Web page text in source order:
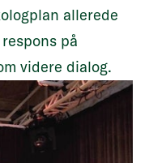
allerede
på
videre dialog.